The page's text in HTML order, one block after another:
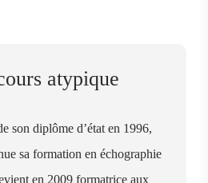
atypique
son diplôme d’état en 1996,
sa formation en échographie
en 2009 formatrice aux